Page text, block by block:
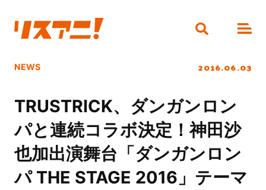
NEWS 2016.06.03
TRUSTRICK、ダンガンロン
パと連続コラボ決定！神田沙
也加出演舞台「ダンガンロン
パ THE STAGE 2016」テーマ